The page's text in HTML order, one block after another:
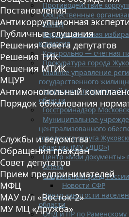
Противодействие
Общественные
ОМВД
Территориальная
комиссия
Контрольно — счетная
Прокуратура города
Главное управление
государственного
содержания территорий
области
Госстройнадзор
Муниципальное
централизованного
городского округа
области» (МУ «ДЦО»)
Центр «Мои документы»
Опека
Социальный фонд России
Новости СФР
Центр занятости
области
ОНД и ПР по Раменскому
Постановления
Антикоррупционная
Публичные слушания
Решения Совета депутатов
Решения ТИК
Решения МТИК
МЦУР
Антимонопольный
Порядок обжалования
Службы и ведомства
Обращения граждан
Совет депутатов
Прием предпринимателей
МФЦ
МАУ о/л «Восток-2»
МУ МЦ «Дружба»